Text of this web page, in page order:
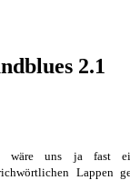
2.1
wäre uns ja fast
Lappen